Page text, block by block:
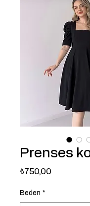
Prenses
₺750,00
Beden *